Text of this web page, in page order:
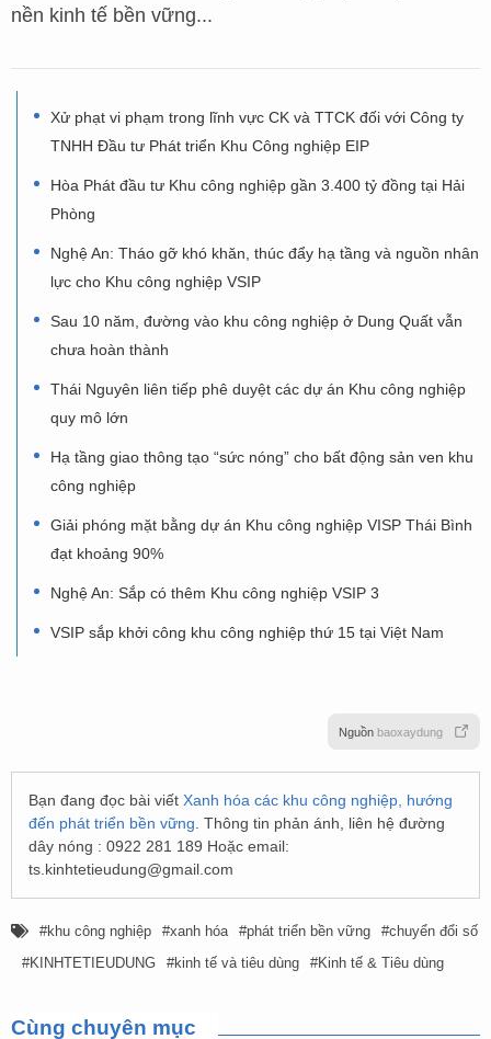
nền kinh tế bền vững...
Xử phạt vi phạm trong lĩnh vực CK và TTCK đối với Công ty
TNHH Đầu tư Phát triển Khu Công nghiệp EIP
Hòa Phát đầu tư Khu công nghiệp gần 3.400 tỷ đồng tại Hải
Phòng
Nghệ An: Tháo gỡ khó khăn, thúc đẩy hạ tầng và nguồn nhân
lực cho Khu công nghiệp VSIP
Sau 10 năm, đường vào khu công nghiệp ở Dung Quất vẫn
chưa hoàn thành
Thái Nguyên liên tiếp phê duyệt các dự án Khu công nghiệp
quy mô lớn
Hạ tầng giao thông tạo “sức nóng” cho bất động sản ven khu
công nghiệp
Giải phóng mặt bằng dự án Khu công nghiệp VISP Thái Bình
đạt khoảng 90%
Nghệ An: Sắp có thêm Khu công nghiệp VSIP 3
VSIP sắp khởi công khu công nghiệp thứ 15 tại Việt Nam
Nguồn baoxaydung
Bạn đang đọc bài viết Xanh hóa các khu công nghiệp, hướng
đến phát triển bền vững . Thông tin phản ánh, liên hệ đường
dây nóng : 0922 281 189 Hoặc email:
ts.kinhtetieudung@gmail.com
khu công nghiệp xanh hóa phát triển bền vững
chuyển đổi số
KINHTETIEUDUNG
kinh tế và tiêu dùng Kinh tế & Tiêu dùng
Cùng chuyên mục